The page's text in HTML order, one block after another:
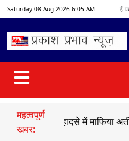
Saturday 08 Aug 2026 6:05 AM ई-
महत्वपूर्ण
खबर:
सड़क हादसे में माफिया अतीक